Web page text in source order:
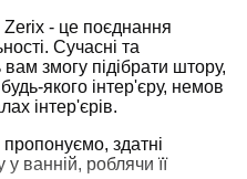
Zerix - це поєднання
Сучасні та
вам змогу підібрати штору,
якого інтер'єру, немов
інтер'єрів.
здатні
ванній, роблячи її